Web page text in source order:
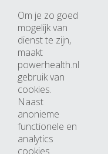
4817 ZH breda
Nederland
Horaires
Du lundi au jeudi:
Vendredi: 09:00 –
Om je zo goed
mogelijk van
dienst te zijn,
maakt
powerhealth.nl
gebruik van
cookies.
Naast
anonieme
functionele en
analytics
cookies